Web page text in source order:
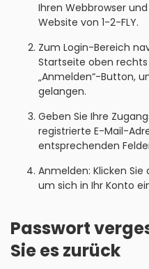
Ihren Webbrowser
Website von 1-2-FLY.
Zum Login-Bereich
Startseite oben rechts
„Anmelden“-Button,
gelangen.
Geben Sie Ihre
registrierte E-Mail-
entsprechenden
Anmelden: Klicken Sie
um sich in Ihr Konto
Passwort
Sie es zurück